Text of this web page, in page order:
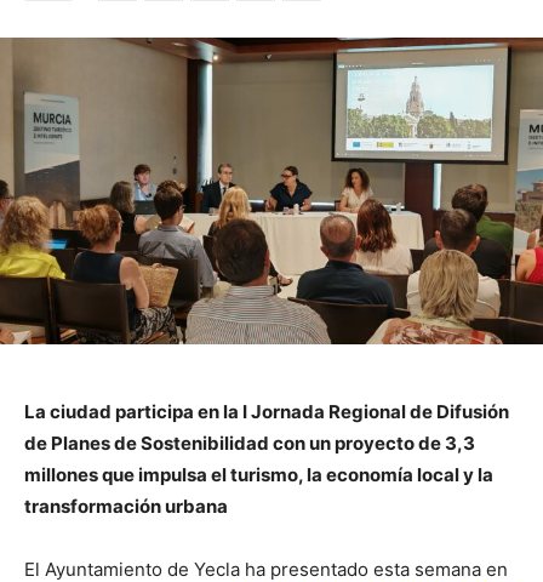
La ciudad participa en la I Jornada Regional de Difusión
de Planes de Sostenibilidad con un proyecto de 3,3
millones que impulsa el turismo, la economía local y la
transformación urbana
El Ayuntamiento de Yecla ha presentado esta semana en